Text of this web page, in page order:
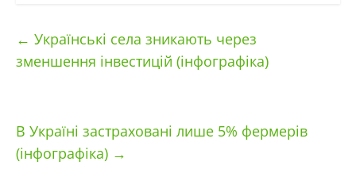
← Українські села зникають через
зменшення інвестицій (інфографіка)
В Україні застраховані лише 5% фермерів
(інфографіка) →